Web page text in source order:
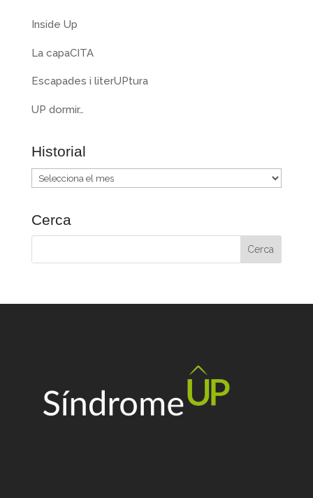
Inside Up
La capaCITA
Escapades i literUPtura
UP dormir…
Historial
Historial
Cerca